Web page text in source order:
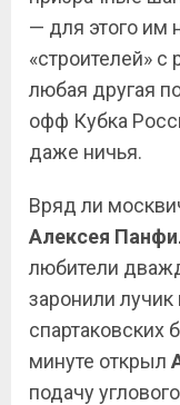
— для этого им
«строителей»
любая другая
офф Кубка
даже ничья.
Вряд ли
Алексея
любители
заронили
спартаковских
минуте открыл
подачу